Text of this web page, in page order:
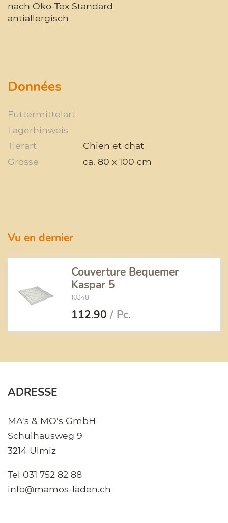
nach Öko-Tex Standard
antiallergisch
Données
Futtermittelart
Lagerhinweis
Tierart
Chien et chat
Grösse
ca. 80 x 100 cm
Vu en dernier
Couverture Bequemer
Kaspar 5
10348
112.90 / Pc.
ADRESSE
MA's & MO's GmbH
Schulhausweg 9
3214 Ulmiz
Tel 031 752 82 88
info@mamos-laden.ch